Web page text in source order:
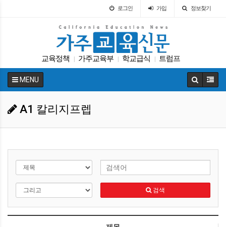
로그인 가입 정보찾기
교육정책 가주교육부 학교급식 트럼프
| 봉사활동 LA교육구 에세이 입학원서 SAT
MENU
A1 칼리지프렙
검색